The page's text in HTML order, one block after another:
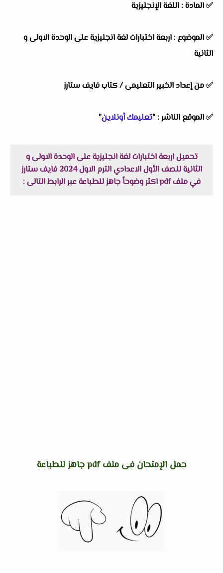
✅المادة : اللغة الإنجليزية
✅الموضوع : اربعة اختبارات لغة انجليزية على الوحدة الاولى و
الثانية
✅من إعداد الخبير التعليمى /كتابفايف ستارز
✅الموقع الناشر : "تعليمك أونلاين"
تحميل اربعة اختبارات لغة انجليزية على الوحدة الاولى و
الثانية للصف الأول الاعدادي الترم الاول 2024 فايف ستارز
في ملف pdf اكثر وضوحاً جاهز للطباعة عبر الرابط التالى :
حمل الإمتحان فى ملف pdf جاهز للطباعة